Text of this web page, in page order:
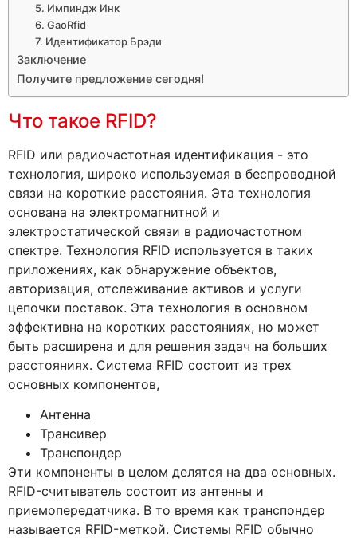
5. Импиндж Инк
6. GaoRfid
7. Идентификатор Брэди
Заключение
Получите предложение сегодня!
Что такое RFID?
RFID или радиочастотная идентификация - это
технология, широко используемая в беспроводной
связи на короткие расстояния. Эта технология
основана на электромагнитной и
электростатической связи в радиочастотном
спектре. Технология RFID используется в таких
приложениях, как обнаружение объектов,
авторизация, отслеживание активов и услуги
цепочки поставок. Эта технология в основном
эффективна на коротких расстояниях, но может
быть расширена и для решения задач на больших
расстояниях. Система RFID состоит из трех
основных компонентов,
Антенна
Трансивер
Транспондер
Эти компоненты в целом делятся на два основных.
RFID-считыватель состоит из антенны и
приемопередатчика. В то время как транспондер
называется RFID-меткой. Системы RFID обычно